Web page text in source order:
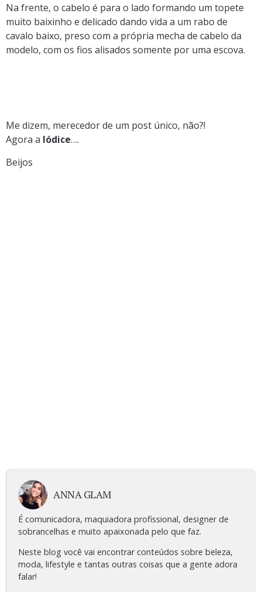
Na frente, o cabelo é para o lado formando um topete
muito baixinho e delicado dando vida a um rabo de
cavalo baixo, preso com a própria mecha de cabelo da
modelo, com os fios alisados somente por uma escova.
Me dizem, merecedor de um post único, não?!
Agora a Iódice….
Beijos
ANNA GLAM
É comunicadora, maquiadora profissional, designer de
sobrancelhas e muito apaixonada pelo que faz.
Neste blog você vai encontrar conteúdos sobre beleza,
moda, lifestyle e tantas outras coisas que a gente adora
falar!